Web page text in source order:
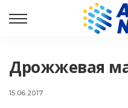
Дрожжевая
15.06.2017